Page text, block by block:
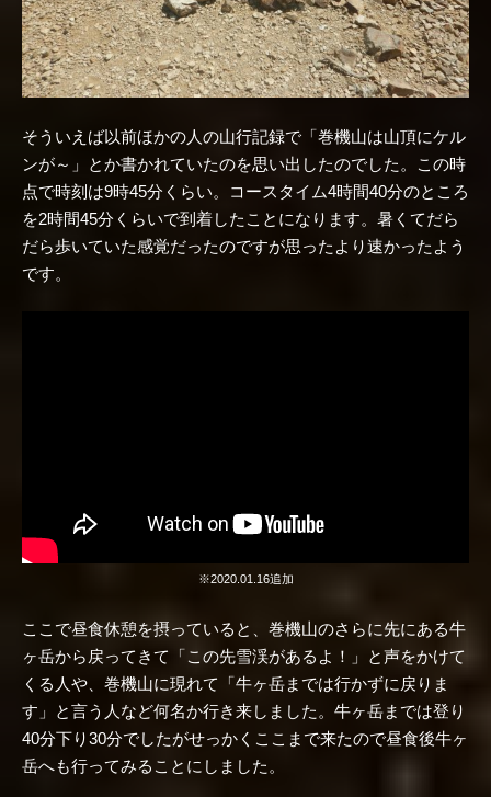
そういえば以前ほかの人の山行記録で「巻機山は山頂にケル
ンが～」とか書かれていたのを思い出したのでした。この時
点で時刻は9時45分くらい。コースタイム4時間40分のところ
を2時間45分くらいで到着したことになります。暑くてだら
だら歩いていた感覚だったのですが思ったより速かったよう
です。
※2020.01.16追加
ここで昼食休憩を摂っていると、巻機山のさらに先にある牛
ヶ岳から戻ってきて「この先雪渓があるよ！」と声をかけて
くる人や、巻機山に現れて「牛ヶ岳までは行かずに戻りま
す」と言う人など何名か行き来しました。牛ヶ岳までは登り
40分下り30分でしたがせっかくここまで来たので昼食後牛ヶ
岳へも行ってみることにしました。